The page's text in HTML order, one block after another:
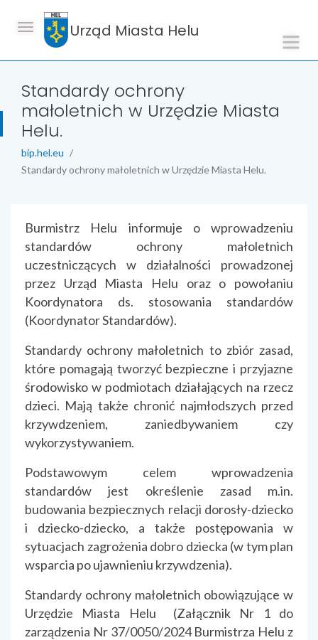
Urząd Miasta Helu
Standardy ochrony
małoletnich w Urzędzie Miasta
Helu.
bip.hel.eu
Standardy ochrony małoletnich w Urzędzie Miasta Helu.
Burmistrz Helu informuje o wprowadzeniu
standardów ochrony małoletnich
uczestniczących w działalności prowadzonej
przez Urząd Miasta Helu oraz o powołaniu
Koordynatora ds. stosowania standardów
(Koordynator Standardów).
Standardy ochrony małoletnich to zbiór zasad,
które pomagają tworzyć bezpieczne i przyjazne
środowisko w podmiotach działających na rzecz
dzieci. Mają także chronić najmłodszych przed
krzywdzeniem, zaniedbywaniem czy
wykorzystywaniem.
Podstawowym celem wprowadzenia
standardów jest określenie zasad m.in.
budowania bezpiecznych relacji dorosły-dziecko
i dziecko-dziecko, a także postępowania w
sytuacjach zagrożenia dobro dziecka (w tym plan
wsparcia po ujawnieniu krzywdzenia).
Standardy ochrony małoletnich obowiązujące w
Urzędzie Miasta Helu (Załącznik Nr 1 do
zarządzenia Nr 37/0050/2024 Burmistrza Helu z